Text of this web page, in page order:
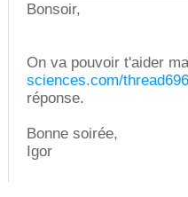
Bonsoir,
On va pouvoir t'aider
sciences.com/
réponse.
Bonne soirée,
Igor